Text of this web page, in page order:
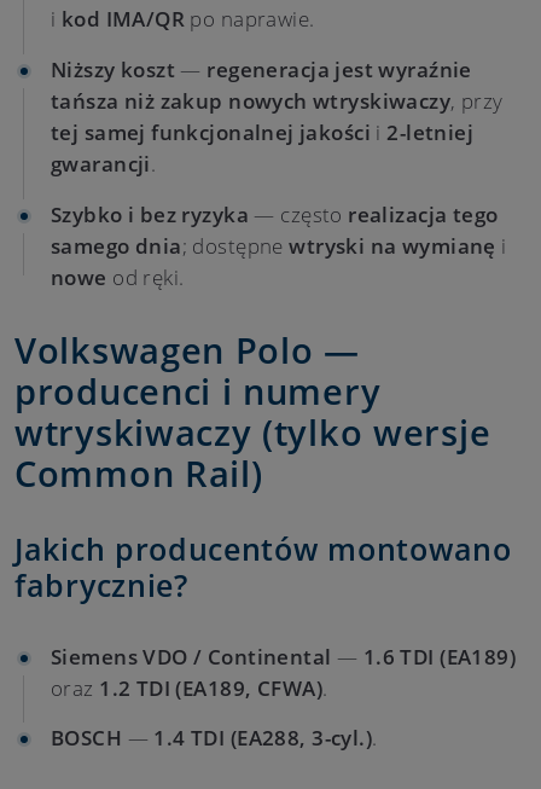
i kod IMA/QR po naprawie.
Niższy koszt — regeneracja jest wyraźnie
tańsza niż zakup nowych wtryskiwaczy, przy
tej samej funkcjonalnej jakości i2-letniej
gwarancji.
Szybko i bez ryzyka — często realizacja tego
samego dnia; dostępnewtryski na wymianę i
nowe od ręki.
Volkswagen Polo —
producenci i numery
wtryskiwaczy (tylko wersje
Common Rail)
Jakich producentów montowano
fabrycznie?
Siemens VDO / Continental — 1.6 TDI (EA189)
oraz 1.2 TDI (EA189, CFWA).
BOSCH — 1.4 TDI (EA288, 3-cyl.).